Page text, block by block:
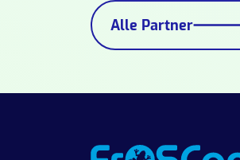
Alle Partner